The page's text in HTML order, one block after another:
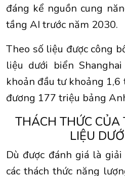
đáng kể nguồn cung
tầng AI trước năm 2030.
Theo số liệu được công
liệu dưới biển
khoản đầu tư khoảng 1,6
đương 177 triệu bảng
THÁCH THỨC CỦA
LIỆU
Dù được đánh giá là
các thách thức năng